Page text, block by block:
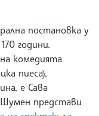
постановка у
години.
комедията
пиеса),
е Сава
представи